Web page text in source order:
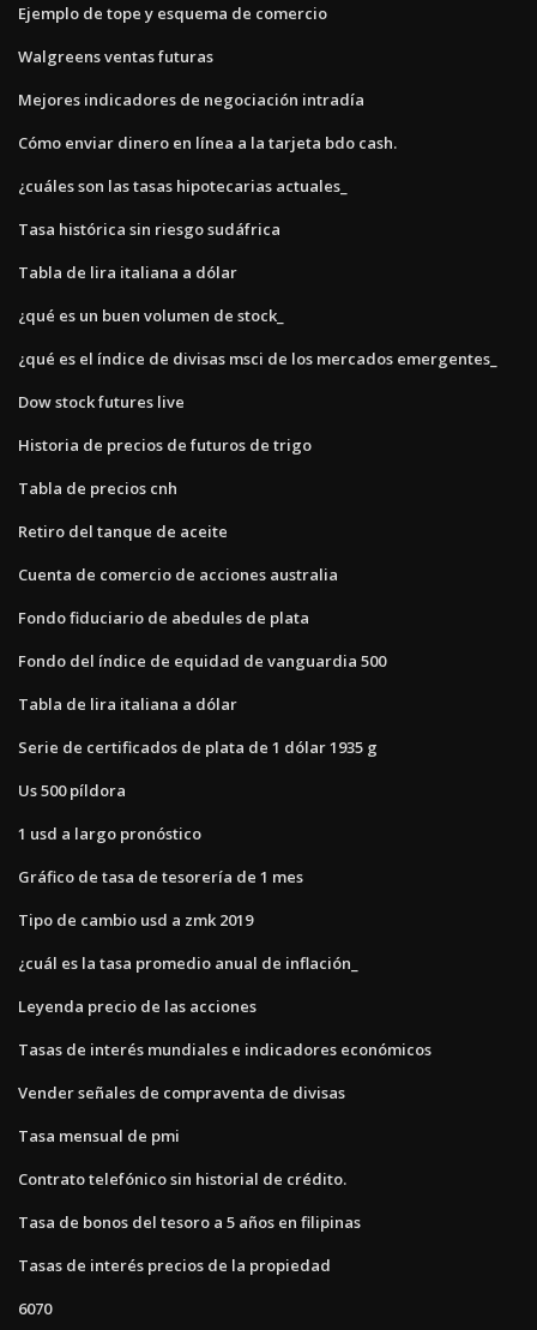
Ejemplo de tope y esquema de comercio
Walgreens ventas futuras
Mejores indicadores de negociación intradía
Cómo enviar dinero en línea a la tarjeta bdo cash.
¿cuáles son las tasas hipotecarias actuales_
Tasa histórica sin riesgo sudáfrica
Tabla de lira italiana a dólar
¿qué es un buen volumen de stock_
¿qué es el índice de divisas msci de los mercados emergentes_
Dow stock futures live
Historia de precios de futuros de trigo
Tabla de precios cnh
Retiro del tanque de aceite
Cuenta de comercio de acciones australia
Fondo fiduciario de abedules de plata
Fondo del índice de equidad de vanguardia 500
Tabla de lira italiana a dólar
Serie de certificados de plata de 1 dólar 1935 g
Us 500 píldora
1 usd a largo pronóstico
Gráfico de tasa de tesorería de 1 mes
Tipo de cambio usd a zmk 2019
¿cuál es la tasa promedio anual de inflación_
Leyenda precio de las acciones
Tasas de interés mundiales e indicadores económicos
Vender señales de compraventa de divisas
Tasa mensual de pmi
Contrato telefónico sin historial de crédito.
Tasa de bonos del tesoro a 5 años en filipinas
Tasas de interés precios de la propiedad
6070